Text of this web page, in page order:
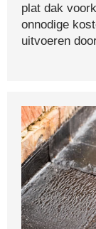
plat dak
onnodige
uitvoeren